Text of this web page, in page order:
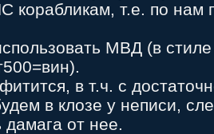
корабликам, т.е. по нам
МВД (в
в т.ч. с
в клозе у неписи,
дамага от нее.